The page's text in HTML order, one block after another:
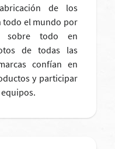
de los
todo el mundo por
sobre todo en
de todas las
confían en
y participar